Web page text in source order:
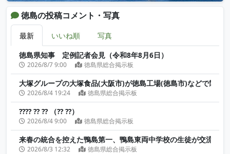
徳島の投稿コメント・写真
最新 いいね順
写真
徳島県知事 定例記者会見（令和8年8月6日）
2026/8/7 9:00 徳島県総合掲示板
大塚グループの大塚食品(大阪市)が徳島工場(徳島市)などで製造
2026/8/4 19:24 徳島県総合掲示板
???? ?? ?? （?? ??）
2026/8/4 9:00 徳島県総合掲示板
来春の統合を控えた鴨島第一、鴨島東両中学校の生徒が交流学習
2026/8/3 12:32 徳島県総合掲示板